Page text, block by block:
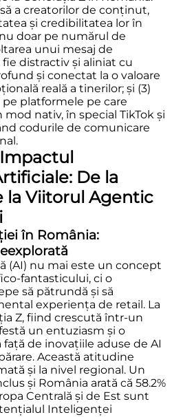
a creatorilor de conținut,
și credibilitatea lor în
doar pe numărul de
unui mesaj de
distractiv și aliniat cu
și conectat la o valoare
reală a tinerilor; și (3)
platformele pe care
mod nativ, în special TikTok și
codurile de comunicare
De la
la Viitorul Agentic
în România:
(AI) nu mai este un concept
fantasticului, ci o
să pătrundă și să
experiența de retail. La
Z, fiind crescută într-un
un entuziasm și o
de inovațiile aduse de AI
Această atitudine
și la nivel regional. Un
și România arată că 58.2%
Centrală și de Est sunt
Inteligenței